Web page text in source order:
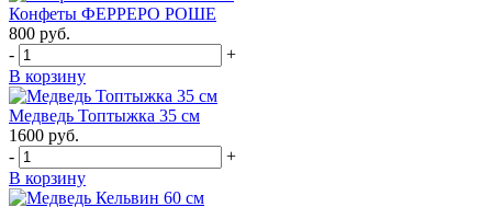
Конфеты ФЕРРЕРО РОШЕ
800 руб.
-
+
В корзину
Медведь Топтыжка 35 см
1600 руб.
-
+
В корзину